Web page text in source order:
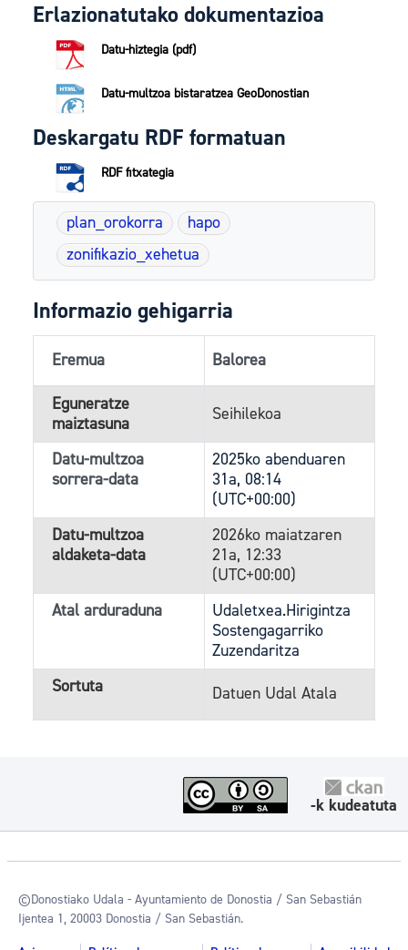
Erlazionatutako dokumentazioa
Datu-hiztegia (pdf)
Datu-multzoa bistaratzea GeoDonostian
Deskargatu RDF formatuan
RDF fitxategia
plan_orokorra
hapo
zonifikazio_xehetua
Informazio gehigarria
Eremua Balorea
Eguneratze
maiztasuna
Seihilekoa
Datu-multzoa
sorrera-data
2025ko abenduaren
31a, 08:14
(UTC+00:00)
Datu-multzoa
aldaketa-data
2026ko maiatzaren
21a, 12:33
(UTC+00:00)
Atal arduraduna
Udaletxea.Hirigintza
Sostengagarriko
Zuzendaritza
Sortuta
Datuen Udal Atala
-k kudeatuta
©Donostiako Udala - Ayuntamiento de Donostia / San Sebastián
Ijentea 1, 20003 Donostia / San Sebastián.